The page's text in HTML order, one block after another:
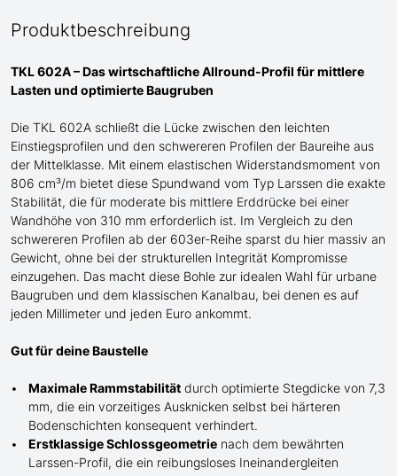
Produktbeschreibung
TKL 602A – Das wirtschaftliche Allround-Profil für mittlere
Lasten und optimierte Baugruben
Die TKL 602A schließt die Lücke zwischen den leichten
Einstiegsprofilen und den schwereren Profilen der Baureihe aus
der Mittelklasse. Mit einem elastischen Widerstandsmoment von
806 cm³/m bietet diese Spundwand vom Typ Larssen die exakte
Stabilität, die für moderate bis mittlere Erddrücke bei einer
Wandhöhe von 310 mm erforderlich ist. Im Vergleich zu den
schwereren Profilen ab der 603er-Reihe sparst du hier massiv an
Gewicht, ohne bei der strukturellen Integrität Kompromisse
einzugehen. Das macht diese Bohle zur idealen Wahl für urbane
Baugruben und dem klassischen Kanalbau, bei denen es auf
jeden Millimeter und jeden Euro ankommt.
Gut für deine Baustelle
Maximale Rammstabilität durch optimierte Stegdicke von 7,3
mm, die ein vorzeitiges Ausknicken selbst bei härteren
Bodenschichten konsequent verhindert.
Erstklassige Schlossgeometrie nach dem bewährten
Larssen-Profil, die ein reibungsloses Ineinandergleiten